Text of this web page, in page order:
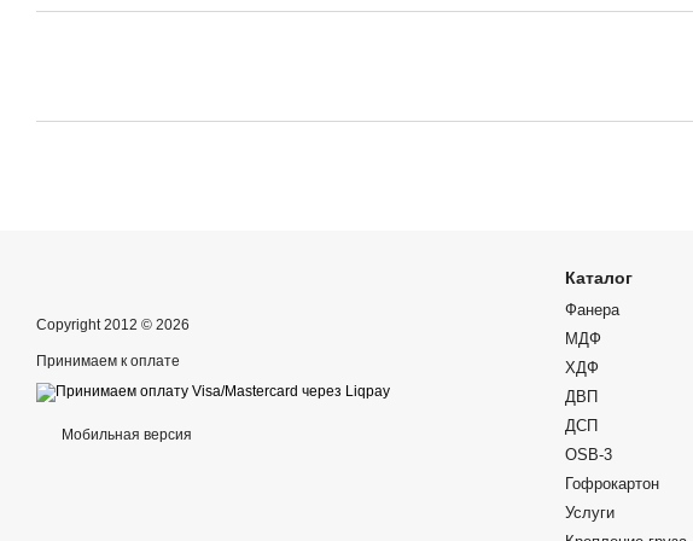
Copyright 2012 © 2026
Принимаем к оплате
Мобильная версия
Каталог
Фанера
МДФ
ХДФ
ДВП
ДСП
OSB-3
Гофрокартон
Услуги